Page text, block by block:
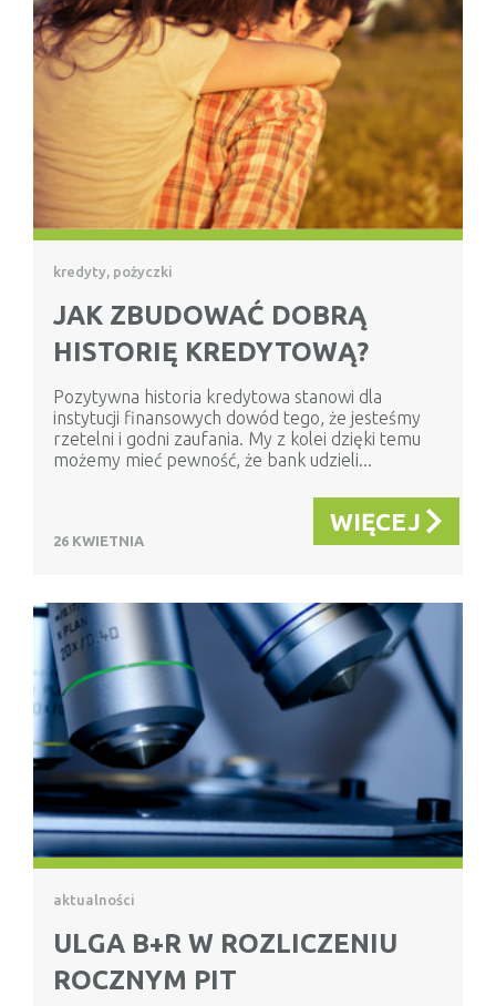
kredyty, pożyczki
JAK ZBUDOWAĆ DOBRĄ
HISTORIĘ KREDYTOWĄ?
Pozytywna historia kredytowa stanowi dla
instytucji finansowych dowód tego, że jesteśmy
rzetelni i godni zaufania. My z kolei dzięki temu
możemy mieć pewność, że bank udzieli...
26 KWIETNIA
WIĘCEJ
aktualności
ULGA B+R W ROZLICZENIU
ROCZNYM PIT